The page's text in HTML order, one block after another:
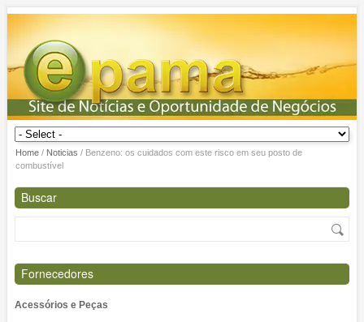
Home/ Noticias / Benzeno: os cuidados com este risco em seu posto de
combustível
Buscar
Fornecedores
Acessórios e Peças